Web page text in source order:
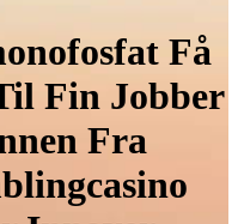
Få
Fin Jobber
Fra